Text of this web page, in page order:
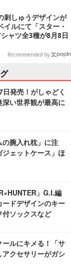
刺しゅうデザインが
イルにて「スター・
ャツ全3種が8月8日
Recommended by
発売！がしゃどく
深い世界観が最高に
の腕入れ枕」に注
ジェットケース」ほ
」G.I.編
ードデザインのキー
付ソックスなど
ルにキメる！「サ
クセサリーがガシ